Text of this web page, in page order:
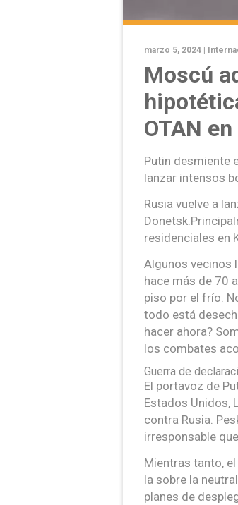
marzo 5, 2024 |
Moscú
OTAN
Putin desmiente
lanzar intensos
Rusia vuelve a
residenciales en
Algunos vecinos
hace más de 70
piso por el frío.
todo está
hacer ahora?
los combates
Guerra de
El portavoz de
Estados Unidos,
contra Rusia.
irresponsable
Mientras tanto,
la sobre la
planes de